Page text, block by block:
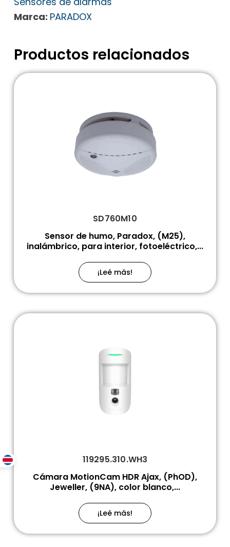
Marca: PARADOX
Productos relacionados
SD760M10
Sensor de humo, Paradox, (M25),
inalámbrico, para interior, fotoeléctrico,...
¡Leé más!
119295.310.WH3
Cámara MotionCam HDR Ajax, (PhOD),
Jeweller, (9NA), color blanco,...
¡Leé más!